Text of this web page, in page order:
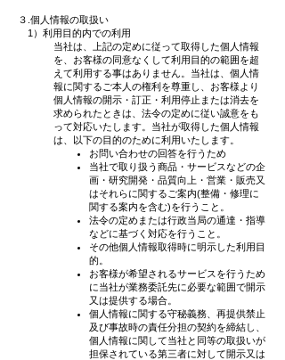
３.個人情報の取扱い
1）利用目的内での利用
当社は、上記の定めに従って取得した個人情報
を、お客様の同意なくして利用目的の範囲を超
えて利用する事はありません。当社は、個人情
報に関するご本人の権利を尊重し、お客様より
個人情報の開示・訂正・利用停止または消去を
求められたときは、法令の定めに従い誠意をも
って対応いたします。当社が取得した個人情報
は、以下の目的のために利用いたします。
お問い合わせの回答を行うため
当社で取り扱う商品・サービスなどの企
画・研究開発・品質向上・営業・販売又
はそれらに関するご案内(整備・修理に
関する案内を含む)を行うこと。
法令の定めまたは行政当局の通達・指導
などに基づく対応を行うこと。
その他個人情報取得時に明示した利用目
的。
お客様が希望されるサービスを行うため
に当社が業務委託先に必要な範囲で開示
又は提供する場合。
個人情報に関する守秘義務、再提供禁止
及び事故時の責任分担の契約を締結し、
個人情報に関して当社と同等の取扱いが
担保されている第三者に対して開示又は